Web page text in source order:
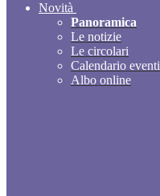
Novità
Panoramica
Le notizie
Le circolari
Calendario eventi
Albo online